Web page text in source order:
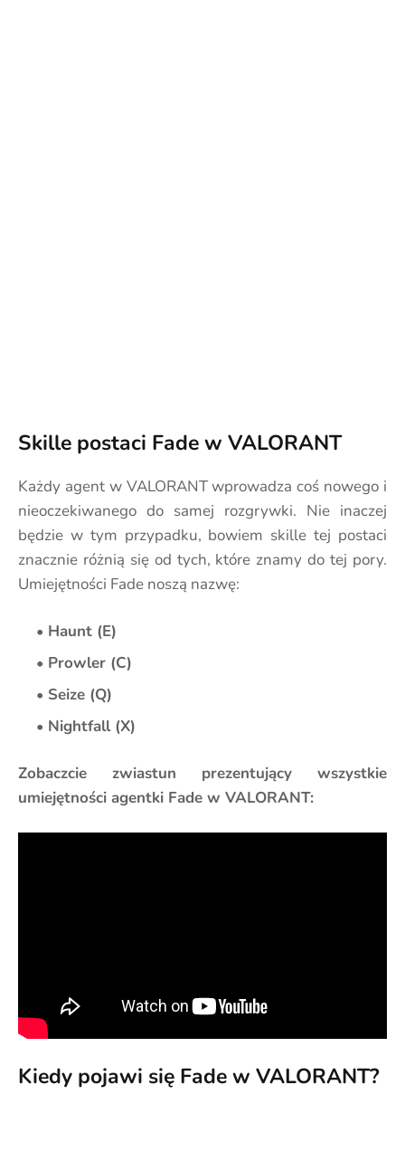
Skille postaci Fade w VALORANT
Każdy agent w VALORANT wprowadza coś nowego i
nieoczekiwanego do samej rozgrywki. Nie inaczej
będzie w tym przypadku, bowiem skille tej postaci
znacznie różnią się od tych, które znamy do tej pory.
Umiejętności Fade noszą nazwę:
Haunt (E)
Prowler (C)
Seize (Q)
Nightfall (X)
Zobaczcie zwiastun prezentujący wszystkie
umiejętności agentki Fade w VALORANT:
Kiedy pojawi się Fade w VALORANT?